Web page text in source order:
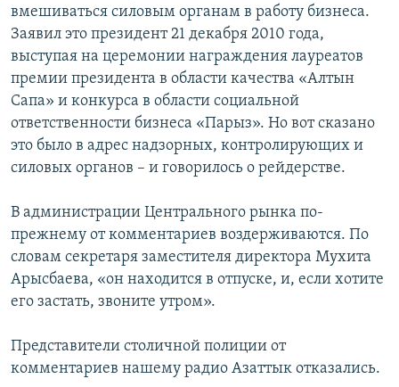
вмешиваться силовым органам в работу бизнеса.
Заявил это президент 21 декабря 2010 года,
выступая на церемонии награждения лауреатов
премии президента в области качества «Алтын
Сапа» и конкурса в области социальной
ответственности бизнеса «Парыз». Но вот сказано
это было в адрес надзорных, контролирующих и
силовых органов – и говорилось о рейдерстве.
В администрации Центрального рынка по-
прежнему от комментариев воздерживаются. По
словам секретаря заместителя директора Мухита
Арысбаева, «он находится в отпуске, и, если хотите
его застать, звоните утром».
Представители столичной полиции от
комментариев нашему радио Азаттык отказались.